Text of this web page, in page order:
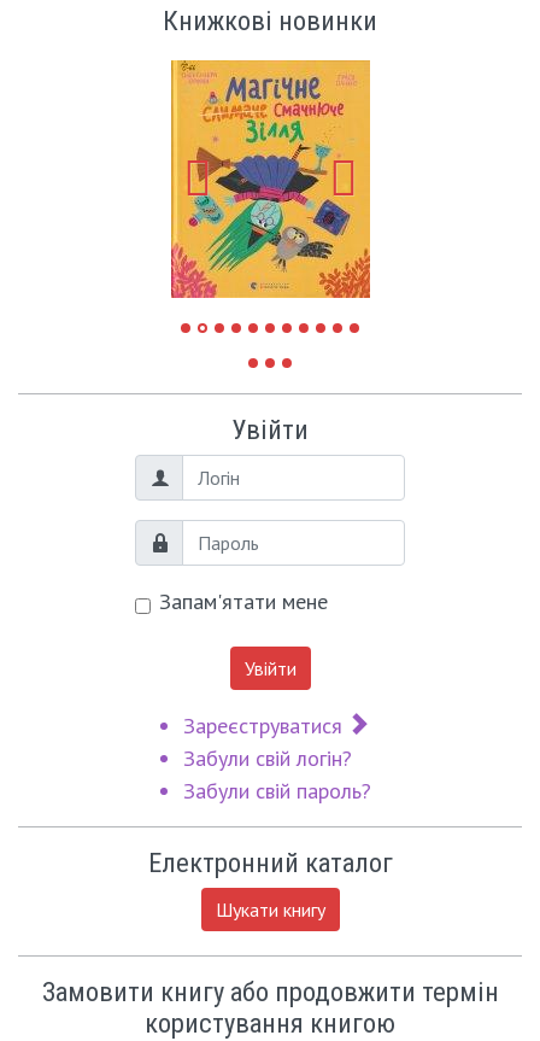
Книжкові новинки
Увійти
Логін
Пароль
Запам'ятати мене
Увійти
Зареєструватися
Забули свій логін?
Забули свій пароль?
Електронний каталог
Шукати книгу
Замовити книгу або продовжити термін
користування книгою